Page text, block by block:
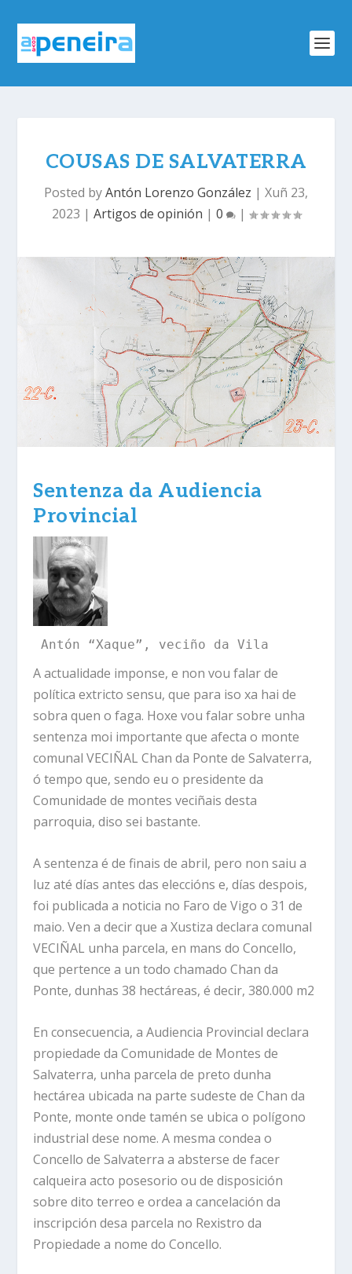
COUSAS DE SALVATERRA
Posted byAntón Lorenzo González | Xuñ 23,
2023 | Artigos de opinión | 0 |
Sentenza da Audiencia
Provincial
Antón “Xaque”, veciño da Vila
A actualidade imponse, e non vou falar de
política extricto sensu, que para iso xa hai de
sobra quen o faga. Hoxe vou falar sobre unha
sentenza moi importante que afecta o monte
comunal VECIÑAL Chan da Ponte de Salvaterra,
ó tempo que, sendo eu o presidente da
Comunidade de montes veciñais desta
parroquia, diso sei bastante.
A sentenza é de finais de abril, pero non saiu a
luz até días antes das eleccións e, días despois,
foi publicada a noticia no Faro de Vigo o 31 de
maio. Ven a decir que a Xustiza declara comunal
VECIÑAL unha parcela, en mans do Concello,
que pertence a un todo chamado Chan da
Ponte, dunhas 38 hectáreas, é decir, 380.000 m2
En consecuencia, a Audiencia Provincial declara
propiedade da Comunidade de Montes de
Salvaterra, unha parcela de preto dunha
hectárea ubicada na parte sudeste de Chan da
Ponte, monte onde tamén se ubica o polígono
industrial dese nome. A mesma condea o
Concello de Salvaterra a absterse de facer
calqueira acto posesorio ou de disposición
sobre dito terreo e ordea a cancelación da
inscripción desa parcela no Rexistro da
Propiedade a nome do Concello.